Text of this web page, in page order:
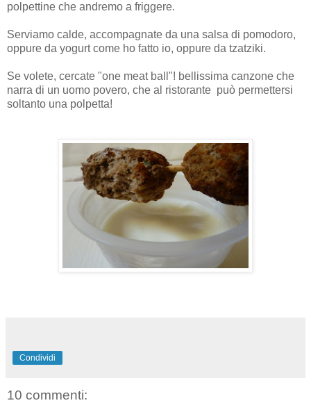
polpettine che andremo a friggere.
Serviamo calde, accompagnate da una salsa di pomodoro,
oppure da yogurt come ho fatto io, oppure da tzatziki.
Se volete, cercate "one meat ball "! bellissima canzone che
narra di un uomo povero, che al ristorante può permettersi
soltanto una polpetta!
Condividi
10 commenti: